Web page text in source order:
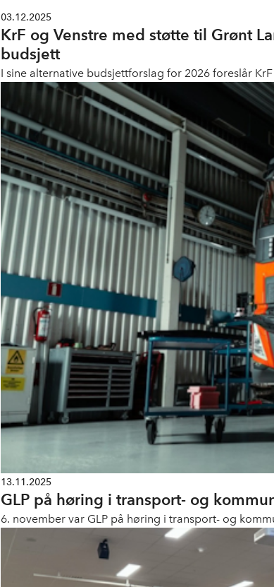
03.12.2025
KrF og Venstre med støtte til Grønt
budsjett
I sine alternative budsjettforslag for 2026 foreslår
13.11.2025
GLP på høring i transport- og
6. november var GLP på høring i transport- og